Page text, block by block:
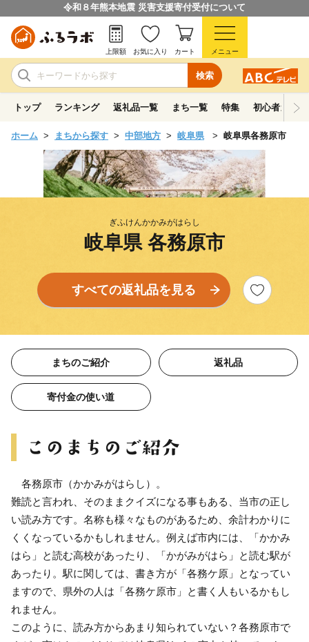
令和８年熊本地震 災害支援寄付受付について
検索
上限額 お気に入り カート メニュー
トップ ランキング 返礼品一覧 まち一覧 特集 初心者ガイド
ホーム まちから探す 中部地方 岐阜県 岐阜県各務原市
ぎふけんかかみがはらし
岐阜県 各務原市
すべての返礼品を見る
まちのご紹介 返礼品
寄付金の使い道
各務原市（かかみがはらし）。
難読と言われ、そのままクイズになる事もある、当市の正し
い読み方です。名称も様々なものがあるため、余計わかりに
くくなっているかもしれません。例えば市内には、「かかみ
はら」と読む高校があったり、「かがみがはら」と読む駅が
あったり。駅に関しては、書き方が「各務ケ原」となってい
ますので、県外の人は「各務ケ原市」と書く人もいるかもし
れません。
このように、読み方からあまり知られていない？各務原市で